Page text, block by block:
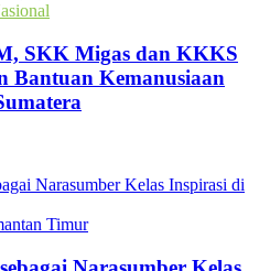
SKK Migas dan KKKS
Bantuan Kemanusiaan
Timur